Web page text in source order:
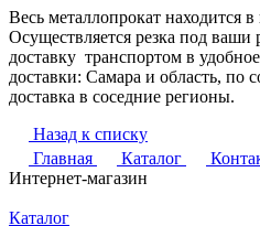
Весь металлопрокат находится
Осуществляется резка под
доставку транспортом в
доставки: Самара и область, по
доставка в соседние регионы.
Назад к списку
Главная
Каталог
Интернет-магазин
Каталог